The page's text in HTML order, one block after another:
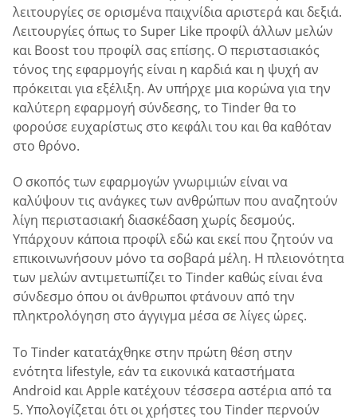
λειτουργίες σε ορισμένα παιχνίδια αριστερά και δεξιά.
Λειτουργίες όπως το Super Like προφίλ άλλων μελών
και Boost του προφίλ σας επίσης. Ο περιστασιακός
τόνος της εφαρμογής είναι η καρδιά και η ψυχή αν
πρόκειται για εξέλιξη. Αν υπήρχε μια κορώνα για την
καλύτερη εφαρμογή σύνδεσης, το Tinder θα το
φορούσε ευχαρίστως στο κεφάλι του και θα καθόταν
στο θρόνο.
Ο σκοπός των εφαρμογών γνωριμιών είναι να
καλύψουν τις ανάγκες των ανθρώπων που αναζητούν
λίγη περιστασιακή διασκέδαση χωρίς δεσμούς.
Υπάρχουν κάποια προφίλ εδώ και εκεί που ζητούν να
επικοινωνήσουν μόνο τα σοβαρά μέλη. Η πλειονότητα
των μελών αντιμετωπίζει το Tinder καθώς είναι ένα
σύνδεσμο όπου οι άνθρωποι φτάνουν από την
πληκτρολόγηση στο άγγιγμα μέσα σε λίγες ώρες.
Το Tinder κατατάχθηκε στην πρώτη θέση στην
ενότητα lifestyle, εάν τα εικονικά καταστήματα
Android και Apple κατέχουν τέσσερα αστέρια από τα
5. Υπολογίζεται ότι οι χρήστες του Tinder περνούν